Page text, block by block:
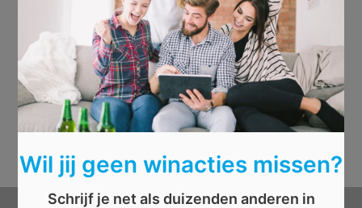
Wil jij geen winacties missen?
Schrijf je net als duizenden anderen in